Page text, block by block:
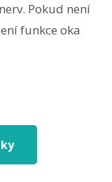
Pokud není
funkce oka